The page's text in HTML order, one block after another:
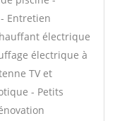
Entretien
électrique
électrique à
TV et
- Petits